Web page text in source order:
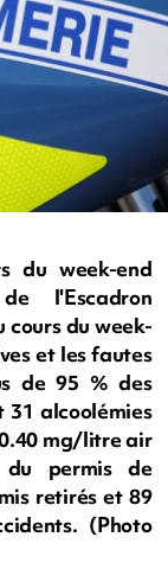
du week-end
l'Escadron
du week-
et les fautes
de 95 % des
31 alcoolémies
mg/litre air
permis de
retirés et 89
(Photo